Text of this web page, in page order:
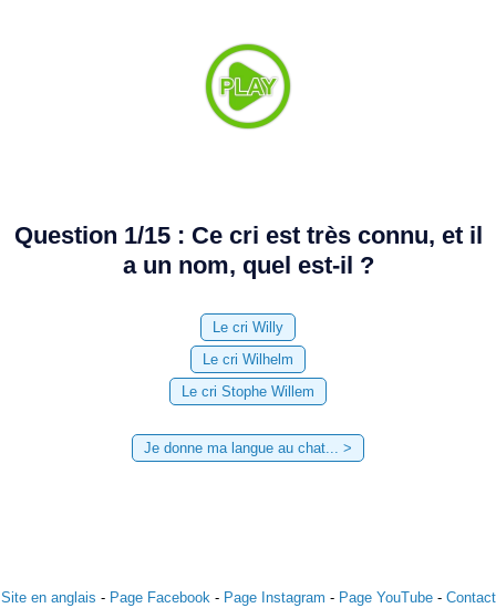
Question 1/15 : Ce cri est très connu, et il
a un nom, quel est-il ?
Site en anglais - Page Facebook- Page Instagram - Page YouTube- Contact